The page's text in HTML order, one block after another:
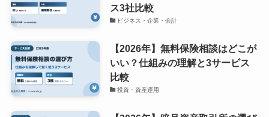
ス3社比較
ビジネス・企業・会計
【2026年】無料保険相談はどこが
いい？仕組みの理解と3サービス
比較
投資・資産運用